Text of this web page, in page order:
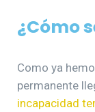
¿Cómo
Como ya
permanente
incapacidad